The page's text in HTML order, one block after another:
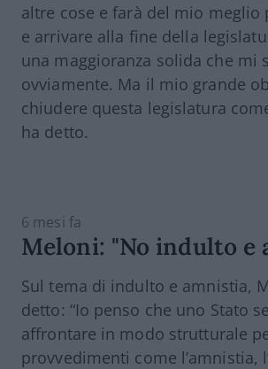
altre cose e farà del mio meglio
e arrivare alla fine della
una maggioranza solida che mi
ovviamente. Ma il mio grande
chiudere questa legislatura
ha detto.
6 mesi fa
Meloni: "No indulto e
Sul tema di indulto e amnistia,
detto: “Io penso che uno Stato
affrontare in modo strutturale
provvedimenti come l’amnistia,